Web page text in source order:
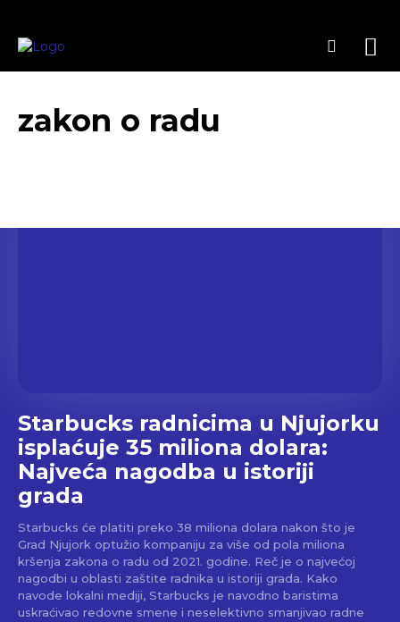
zakon o radu
Starbucks radnicima u Njujorku
isplaćuje 35 miliona dolara:
Najveća nagodba u istoriji
grada
Starbucks će platiti preko 38 miliona dolara nakon što je
Grad Njujork optužio kompaniju za više od pola miliona
kršenja zakona o radu od 2021. godine. Reč je o najvećoj
nagodbi u oblasti zaštite radnika u istoriji grada. Kako
navode lokalni mediji, Starbucks je navodno baristima
uskraćivao redovne smene i neselektivno smanjivao radne